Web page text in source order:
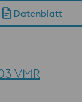
Datenblatt
VMR